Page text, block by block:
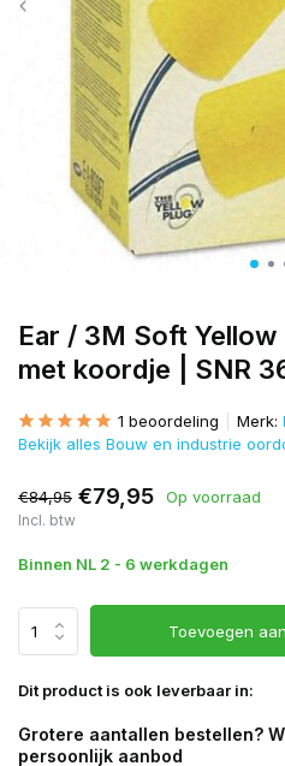
Ear / 3M Soft
met koordje | SNR
1 beoordeling Merk:
Bekijk alles Bouw en industrie
€84,95 €79,95 Op voorraad
Incl. btw
Binnen NL 2 - 6 werkdagen
Toevoegen
Dit product is ook leverbaar in:
Grotere aantallen bestellen?
persoonlijk aanbod